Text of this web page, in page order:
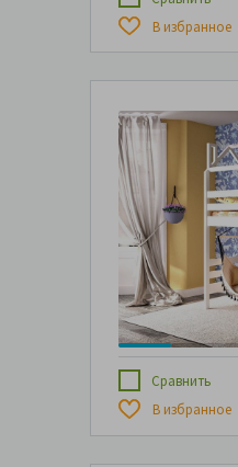
В избранное
Сравнить
В избранное